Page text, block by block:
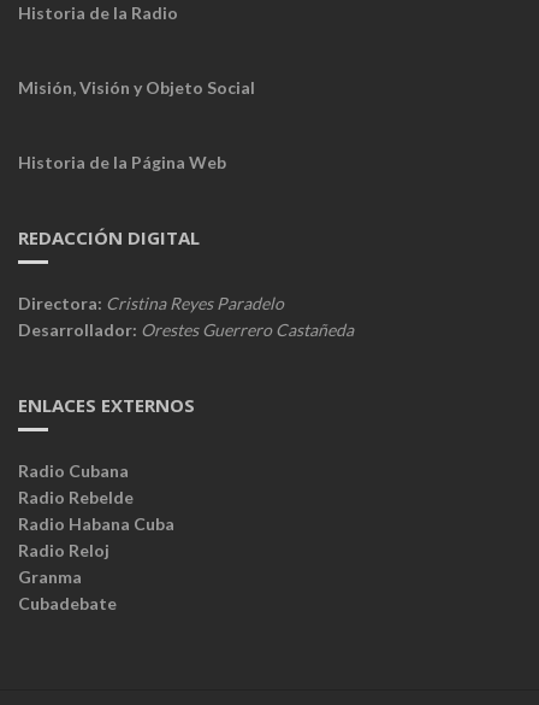
Historia de la Radio
Misión, Visión y Objeto Social
Historia de la Página Web
REDACCIÓN DIGITAL
Directora: Cristina Reyes Paradelo
Desarrollador: Orestes Guerrero Castañeda
ENLACES EXTERNOS
Radio Cubana
Radio Rebelde
Radio Habana Cuba
Radio Reloj
Granma
Cubadebate